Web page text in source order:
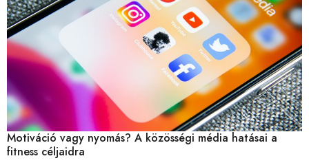
Motiváció vagy nyomás? A közösségi média hatásai a
fitness céljaidra